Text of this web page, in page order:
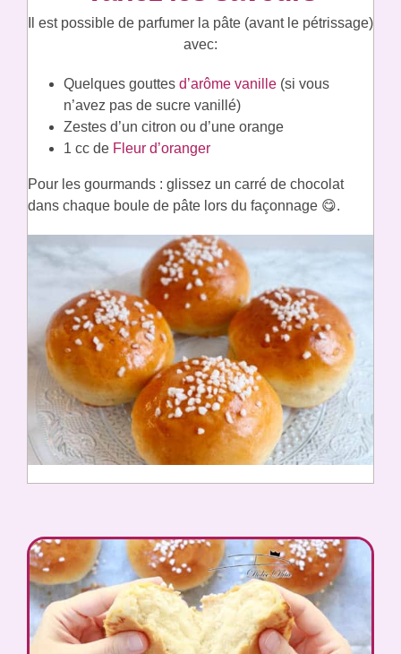
Il est possible de parfumer la pâte (avant le pétrissage)
avec:
Quelques gouttes d’arôme vanille (si vous
n’avez pas de sucre vanillé)
Zestes d’un citron ou d’une orange
1 cc de Fleur d’oranger
Pour les gourmands : glissez un carré de chocolat
dans chaque boule de pâte lors du façonnage 😋.